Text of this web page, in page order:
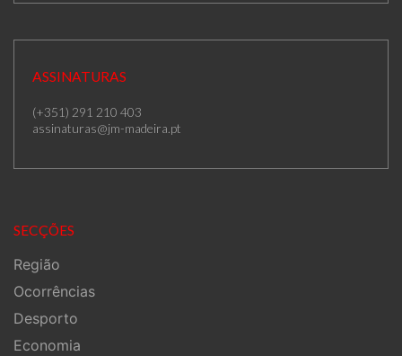
ASSINATURAS
(+351) 291 210 403
assinaturas@jm-madeira.pt
SECÇÕES
Região
Ocorrências
Desporto
Economia